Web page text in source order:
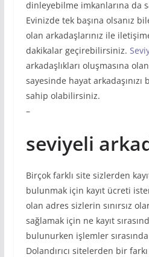
dinleyebilme imkanlarına da
Evinizde tek başına olsanız
olan arkadaşlarınız ile
dakikalar geçirebilirsiniz.
arkadaşlıkları oluşmasına
sayesinde hayat arkadaşınızı
sahip olabilirsiniz.
–
seviyeli
Birçok farklı site sizlerden
bulunmak için kayıt ücreti
olan adres sizlerin sınırsız
sağlamak için ne kayıt
bulunurken işlemler
Dolandırıcı sitelerden bir